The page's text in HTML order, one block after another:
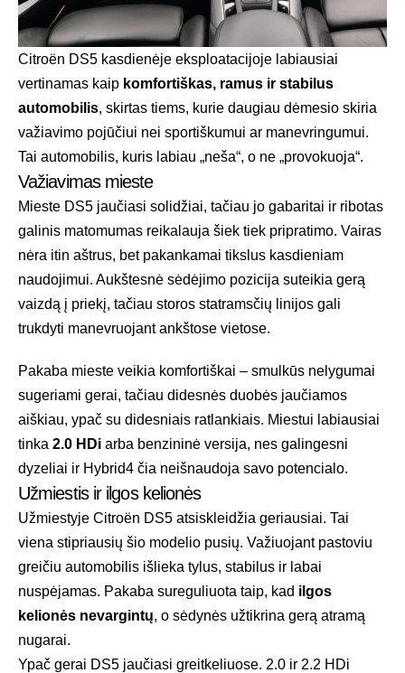
Citroën DS5 kasdienėje eksploatacijoje labiausiai
vertinamas kaip komfortiškas, ramus ir stabilus
automobilis, skirtas tiems, kurie daugiau dėmesio skiria
važiavimo pojūčiui nei sportiškumui ar manevringumui.
Tai automobilis, kuris labiau „neša“, o ne „provokuoja“.
Važiavimas mieste
Mieste DS5 jaučiasi solidžiai, tačiau jo gabaritai ir ribotas
galinis matomumas reikalauja šiek tiek pripratimo. Vairas
nėra itin aštrus, bet pakankamai tikslus kasdieniam
naudojimui. Aukštesnė sėdėjimo pozicija suteikia gerą
vaizdą į priekį, tačiau storos statramsčių linijos gali
trukdyti manevruojant ankštose vietose.
Pakaba mieste veikia komfortiškai – smulkūs nelygumai
sugeriami gerai, tačiau didesnės duobės jaučiamos
aiškiau, ypač su didesniais ratlankiais. Miestui labiausiai
tinka 2.0 HDi arba benzininė versija, nes galingesni
dyzeliai ir Hybrid4 čia neišnaudoja savo potencialo.
Užmiestis ir ilgos kelionės
Užmiestyje Citroën DS5 atsiskleidžia geriausiai. Tai
viena stipriausių šio modelio pusių. Važiuojant pastoviu
greičiu automobilis išlieka tylus, stabilus ir labai
nuspėjamas. Pakaba sureguliuota taip, kad ilgos
kelionės nevargintų, o sėdynės užtikrina gerą atramą
nugarai.
Ypač gerai DS5 jaučiasi greitkeliuose. 2.0 ir 2.2 HDi